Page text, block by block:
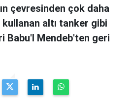
çevresinden çok daha
altı tanker gibi
Babu'l Mendeb'ten geri